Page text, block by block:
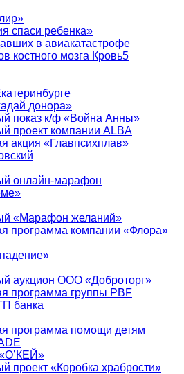
спаси ребенка»
в авиакатастрофе
костного мозга Кровь5
донора»
показ к/ф «Война Анны»
проект компании ALBA
акция «Главпсихплав»
онлайн‑марафон
«Марафон желаний»
программа компании «Флора»
аукцион ООО «Доброторг»
программа группы PBF
банка
программа помощи детям
проект «Коробка храбрости»